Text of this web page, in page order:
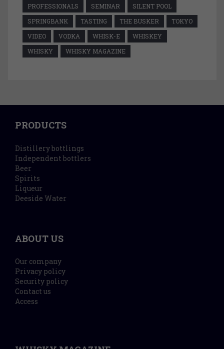
PROFESSIONALS
SEMINAR
SILENT POOL
SPRINGBANK
TASTING THE BUSKER
TOKYO
VIDEO
VODKA WHISK-E
WHISKEY
WHISKY
WHISKY MAGAZINE
PRODUCTS
Distillery bottlings
Independent bottlers
Beer
Spirits
Liqueur
Deeside Water
ABOUT US
Our company
Privacy policy
Security policy
Contact us
Access